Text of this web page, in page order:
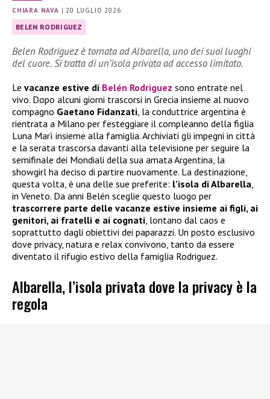
CHIARA NAVA |20 LUGLIO 2026
BELEN RODRIGUEZ
Belen Rodriguez è tornata ad Albarella, uno dei suoi luoghi
del cuore. Si tratta di un’isola privata ad accesso limitato.
Le vacanze estive di Belén Rodriguez sono entrate nel
vivo. Dopo alcuni giorni trascorsi in Grecia insieme al nuovo
compagno Gaetano Fidanzati , la conduttrice argentina è
rientrata a Milano per festeggiare il compleanno della figlia
Luna Marì insieme alla famiglia. Archiviati gli impegni in città
e la serata trascorsa davanti alla televisione per seguire la
semifinale dei Mondiali della sua amata Argentina, la
showgirl ha deciso di partire nuovamente. La destinazione,
questa volta, è una delle sue preferite: l’isola di Albarella
in Veneto. Da anni Belén sceglie questo luogo per
trascorrere parte delle vacanze estive insieme ai figli, ai
genitori, ai fratelli e ai cognati , lontano dal caos e
soprattutto dagli obiettivi dei paparazzi. Un posto esclusivo
dove privacy, natura e relax convivono, tanto da essere
diventato il rifugio estivo della famiglia Rodriguez.
Albarella, l’isola privata dove la privacy è la
regola